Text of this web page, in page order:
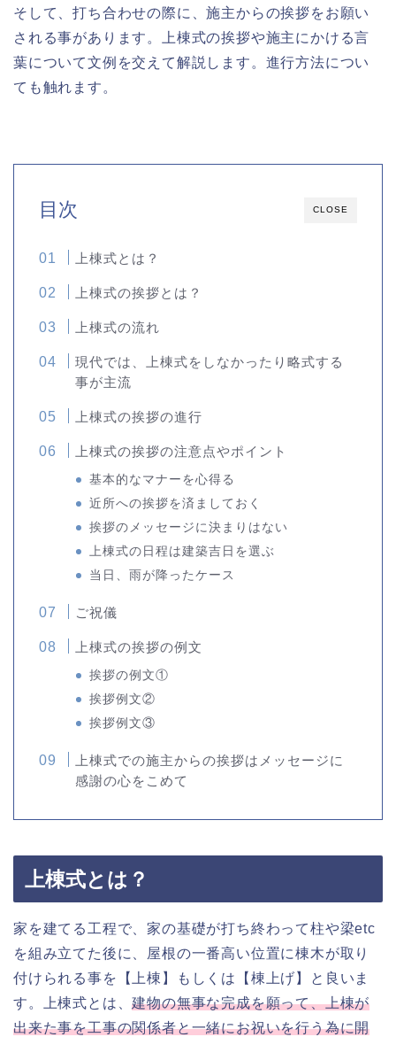
そして、打ち合わせの際に、施主からの挨拶をお願い
される事があります。上棟式の挨拶や施主にかける言
葉について文例を交えて解説します。進行方法につい
ても触れます。
CLOSE
目次
上棟式とは？
上棟式の挨拶とは？
上棟式の流れ
現代では、上棟式をしなかったり略式する
事が主流
上棟式の挨拶の進行
上棟式の挨拶の注意点やポイント
基本的なマナーを心得る
近所への挨拶を済ましておく
挨拶のメッセージに決まりはない
上棟式の日程は建築吉日を選ぶ
当日、雨が降ったケース
ご祝儀
上棟式の挨拶の例文
挨拶の例文①
挨拶例文②
挨拶例文③
上棟式での施主からの挨拶はメッセージに
感謝の心をこめて
上棟式とは？
家を建てる工程で、家の基礎が打ち終わって柱や梁etc
を組み立てた後に、屋根の一番高い位置に棟木が取り
付けられる事を【上棟】もしくは【棟上げ】と良いま
す。上棟式とは、建物の無事な完成を願って、上棟が
出来た事を工事の関係者と一緒にお祝いを行う為に開